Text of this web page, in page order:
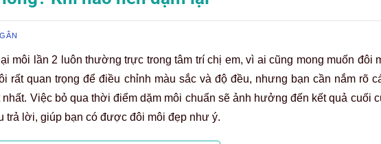
môi lần 2 luôn thường trực trong tâm trí chị em, vì ai cũng mong muốn đôi
rất quan trọng để điều chỉnh màu sắc và độ đều, nhưng bạn cần nắm rõ
Việc bỏ qua thời điểm dặm môi chuẩn sẽ ảnh hưởng đến kết quả cuối
trả lời, giúp bạn có được đôi môi đẹp như ý.